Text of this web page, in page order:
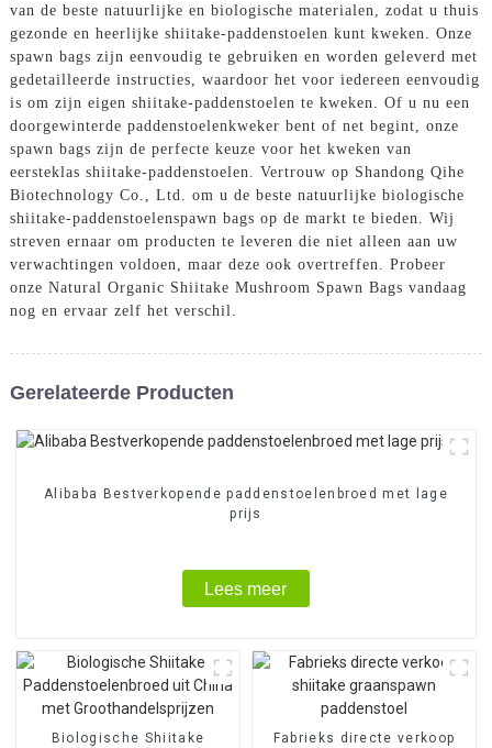
van de beste natuurlijke en biologische materialen, zodat u thuis
gezonde en heerlijke shiitake-paddenstoelen kunt kweken. Onze
spawn bags zijn eenvoudig te gebruiken en worden geleverd met
gedetailleerde instructies, waardoor het voor iedereen eenvoudig
is om zijn eigen shiitake-paddenstoelen te kweken. Of u nu een
doorgewinterde paddenstoelenkweker bent of net begint, onze
spawn bags zijn de perfecte keuze voor het kweken van
eersteklas shiitake-paddenstoelen. Vertrouw op Shandong Qihe
Biotechnology Co., Ltd. om u de beste natuurlijke biologische
shiitake-paddenstoelenspawn bags op de markt te bieden. Wij
streven ernaar om producten te leveren die niet alleen aan uw
verwachtingen voldoen, maar deze ook overtreffen. Probeer
onze Natural Organic Shiitake Mushroom Spawn Bags vandaag
nog en ervaar zelf het verschil.
Gerelateerde Producten
Alibaba Bestverkopende paddenstoelenbroed met lage
prijs
Lees meer
Biologische Shiitake
Fabrieks directe verkoop